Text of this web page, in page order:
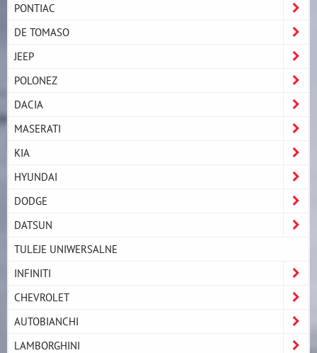
PONTIAC
DE TOMASO
JEEP
POLONEZ
DACIA
MASERATI
KIA
HYUNDAI
DODGE
DATSUN
TULEJE UNIWERSALNE
INFINITI
CHEVROLET
AUTOBIANCHI
LAMBORGHINI